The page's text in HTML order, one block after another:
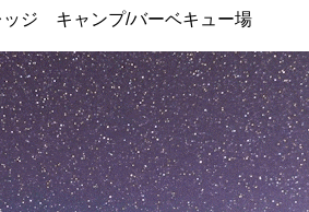
ッジ キャンプ/バーベキュー場